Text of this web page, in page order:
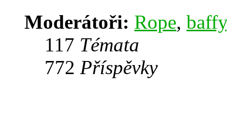
Moderátoři: Rope, baffy
117 Témata
772 Příspěvky